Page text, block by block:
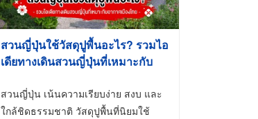
สวนญี่ปุ่นใช้วัสดุปูพื้นอะไร? รวมไอ
เดียทางเดินสวนญี่ปุ่นที่เหมาะกับ
สวนญี่ปุ่น เน้นความเรียบง่าย สงบ และ
ใกล้ชิดธรรมชาติ วัสดุปูพื้นที่นิยมใช้